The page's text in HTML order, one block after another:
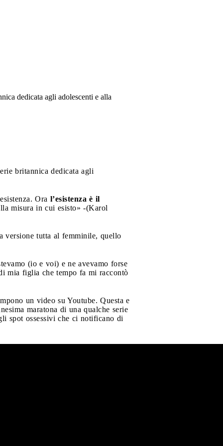
dedicata agli adolescenti e alla
britannica dedicata agli
Ora l’esistenza è il
misura in cui esisto» -(Karol
versione tutta al femminile, quello
(io e voi) e ne avevamo forse
mia figlia che tempo fa mi raccontò
un video su Youtube. Questa e
maratona di una qualche serie
spot ossessivi che ci notificano di